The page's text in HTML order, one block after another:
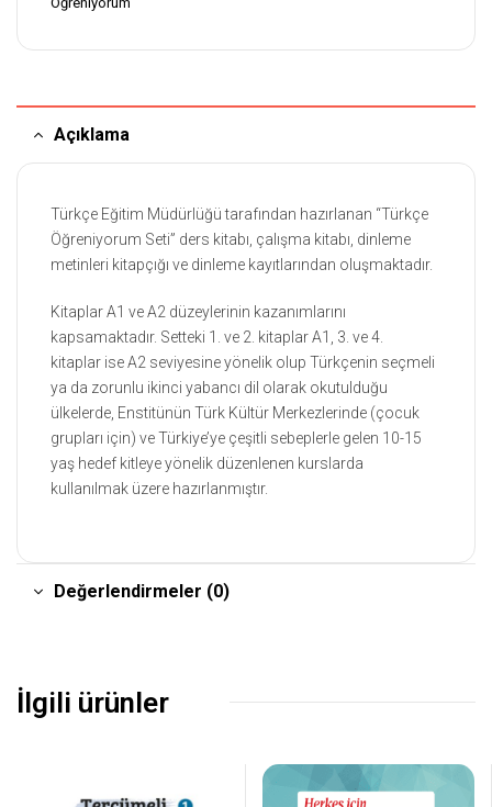
Açıklama
Türkçe Eğitim Müdürlüğü tarafından hazırlanan “Türkçe
Öğreniyorum Seti” ders kitabı, çalışma kitabı, dinleme
metinleri kitapçığı ve dinleme kayıtlarından oluşmaktadır.
Kitaplar A1 ve A2 düzeylerinin kazanımlarını
kapsamaktadır. Setteki 1. ve 2. kitaplar A1, 3. ve 4.
kitaplar ise A2 seviyesine yönelik olup Türkçenin seçmeli
ya da zorunlu ikinci yabancı dil olarak okutulduğu
ülkelerde, Enstitünün Türk Kültür Merkezlerinde (çocuk
grupları için) ve Türkiye’ye çeşitli sebeplerle gelen 10-15
yaş hedef kitleye yönelik düzenlenen kurslarda
kullanılmak üzere hazırlanmıştır.
Değerlendirmeler (0)
İlgili ürünler